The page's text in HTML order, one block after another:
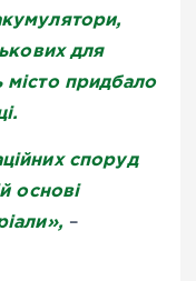
для
місто придбало
споруд
основі
–